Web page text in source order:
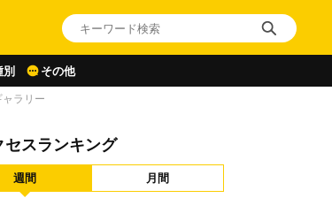
その他
ラリー
セスランキング
週間 月間